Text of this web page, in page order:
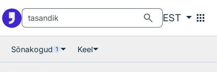
search EST apps
Sõnakogud 1 Keel